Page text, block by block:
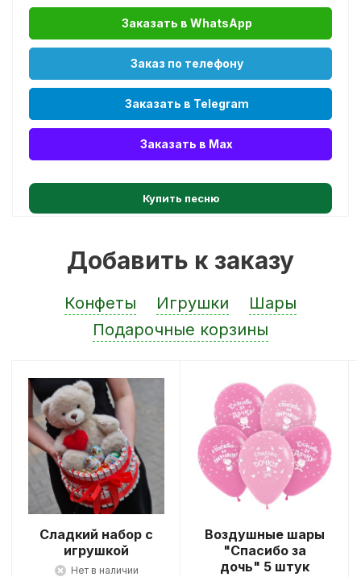
Заказать в WhatsApp
Заказ по телефону
Заказать в Telegram
Заказать в Max
Купить песню
Добавить к заказу
Конфеты Игрушки
Шары
Подарочные корзины
Сладкий набор с
игрушкой
Нет в наличии
Воздушные шары
"Спасибо за
дочь" 5 штук